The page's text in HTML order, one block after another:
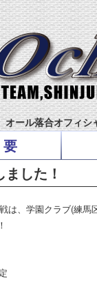
ール落合オフィシ
した！
は、学園クラブ(練馬